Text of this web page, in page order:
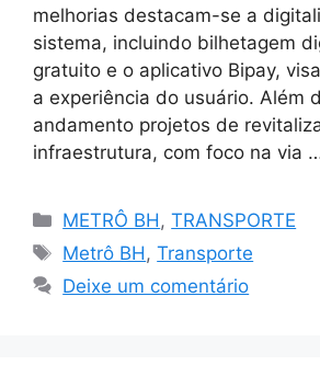
melhorias destacam-se a
sistema, incluindo bilhetagem
gratuito e o aplicativo Bipay,
a experiência do usuário. Além
andamento projetos de
infraestrutura, com foco na via
Categorias
METRÔ BH ,TRANSPORTE
Tags
Metrô BH ,Transporte
Deixe um comentário